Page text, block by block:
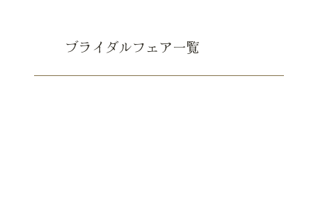
ブライダルフェア一覧